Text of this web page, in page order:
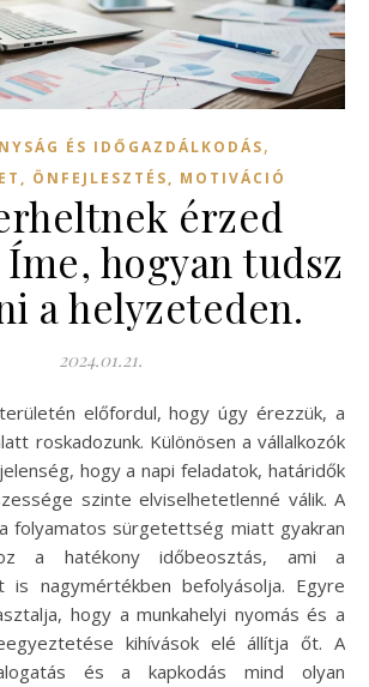
ÉS IDŐGAZDÁLKODÁS,
ÖNFEJLESZTÉS, MOTIVÁCIÓ
érzed
Íme, hogyan tudsz
a helyzeteden.
2024.01.21.
roskadozunk. Különösen a vállalkozók
hogy a napi feladatok, határidők
szinte elviselhetetlenné válik. A
folyamatos sürgetettség miatt gyakran
a hatékony időbeosztás, ami a
is nagymértékben befolyásolja. Egyre
hogy a munkahelyi nyomás és a
kihívások elé állítja őt. A
és a kapkodás mind olyan